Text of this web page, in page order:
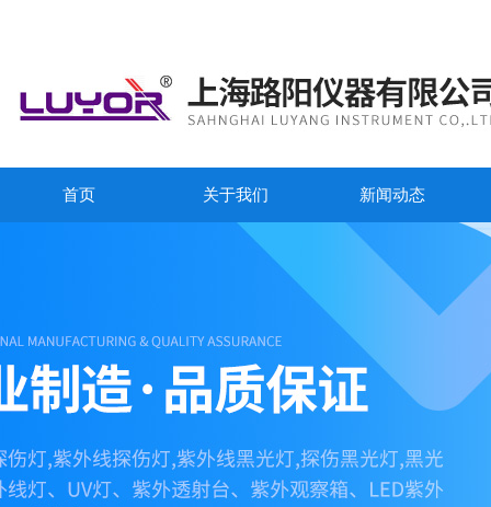
首页 关于我们 新闻动态